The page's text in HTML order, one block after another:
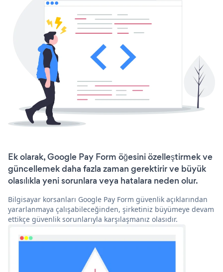
Ek olarak, Google Pay Form öğesini özelleştirmek ve
güncellemek daha fazla zaman gerektirir ve büyük
olasılıkla yeni sorunlara veya hatalara neden olur.
Bilgisayar korsanları Google Pay Form güvenlik açıklarından
yararlanmaya çalışabileceğinden, şirketiniz büyümeye devam
ettikçe güvenlik sorunlarıyla karşılaşmanız olasıdır.